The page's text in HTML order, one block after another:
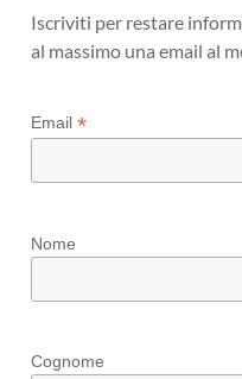
Iscriviti per restare
al massimo una email al
Email*
Nome
Cognome